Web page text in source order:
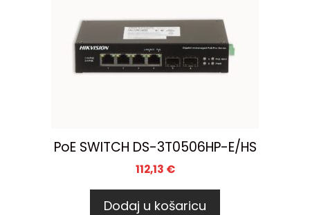
PoE SWITCH DS-3T0506HP-E/HS
112,13 €
Dodaj u košaricu